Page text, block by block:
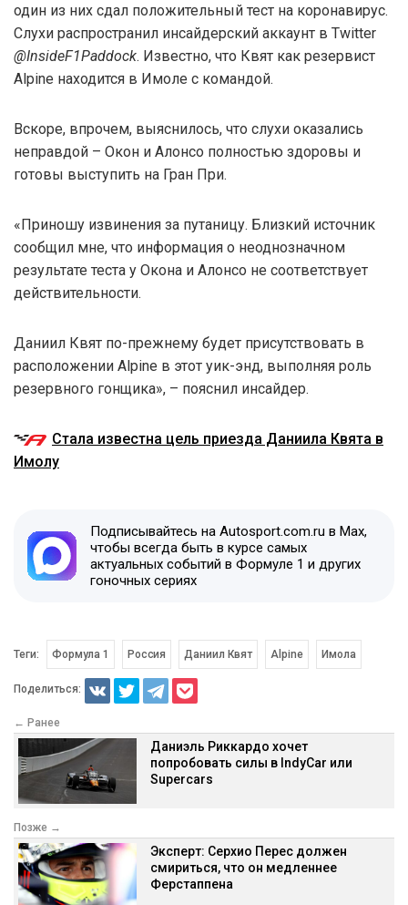
один из них сдал положительный тест на коронавирус.
Слухи распространил инсайдерский аккаунт в Twitter
@InsideF1Paddock. Известно, что Квят как резервист
Alpine находится в Имоле с командой.
Вскоре, впрочем, выяснилось, что слухи оказались
неправдой – Окон и Алонсо полностью здоровы и
готовы выступить на Гран При.
«Приношу извинения за путаницу. Близкий источник
сообщил мне, что информация о неоднозначном
результате теста у Окона и Алонсо не соответствует
действительности.
Даниил Квят по-прежнему будет присутствовать в
расположении Alpine в этот уик-энд, выполняя роль
резервного гонщика», – пояснил инсайдер.
Стала известна цель приезда Даниила Квята в
Имолу
Подписывайтесь на Autosport.com.ru в Max,
чтобы всегда быть в курсе самых
актуальных событий в Формуле 1 и других
гоночных сериях
Теги: Формула 1 Россия Даниил Квят Alpine Имола
Поделиться:
← Ранее
Даниэль Риккардо хочет
попробовать силы в IndyCar или
Supercars
Позже →
Эксперт: Серхио Перес должен
смириться, что он медленнее
Ферстаппена